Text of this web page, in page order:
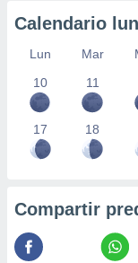
Calendario
Lun Mar
10
11
17 18
Compartir